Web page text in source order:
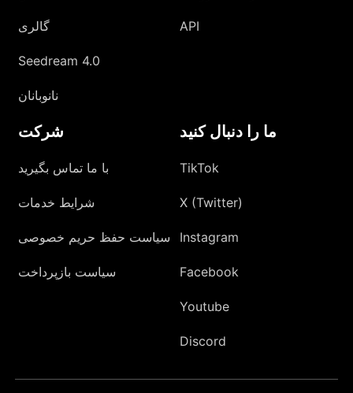
گالری
Seedream 4.0
نانوبانان
API
شرکت
با ما تماس بگیرید
شرایط خدمات
سیاست حفظ حریم خصوصی
سیاست بازپرداخت
ما را دنبال کنید
TikTok
X (Twitter)
Instagram
Facebook
Youtube
Discord